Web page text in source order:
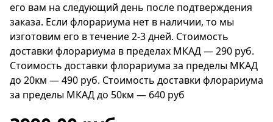
его вам на следующий день после подтверждения
заказа. Если флорариума нет в наличии, то мы
изготовим его в течение 2-3 дней. Стоимость
доставки флорариума в пределах МКАД — 290 руб.
Стоимость доставки флорариума за пределы МКАД
до 20км — 490 руб. Стоимость доставки флорариума
за пределы МКАД до 50км — 640 руб